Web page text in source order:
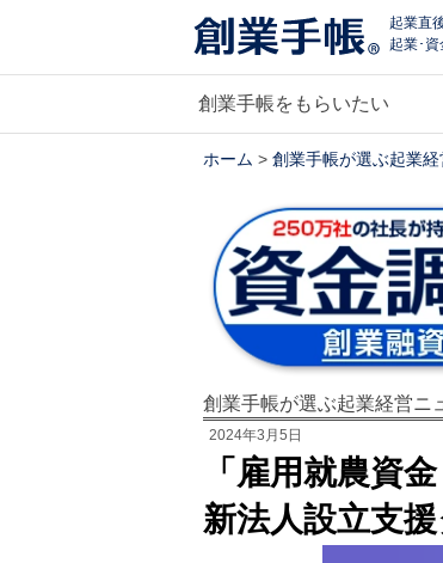
起業直
起業･
創業手帳をもらいたい
ホーム > 創業手帳が選ぶ起業経
創業手帳が選ぶ起業経営ニ
2024年3月5日
「雇用就農資
新法人設立支援